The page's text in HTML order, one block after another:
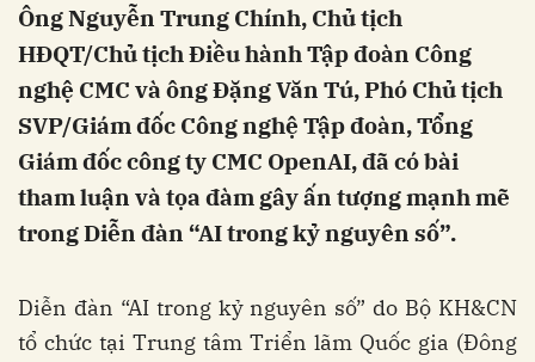
Ông Nguyễn Trung Chính, Chủ tịch
HĐQT/Chủ tịch Điều hành Tập đoàn Công
nghệ CMC và ông Đặng Văn Tú, Phó Chủ tịch
SVP/Giám đốc Công nghệ Tập đoàn, Tổng
Giám đốc công ty CMC OpenAI, đã có bài
tham luận và tọa đàm gây ấn tượng mạnh mẽ
trong Diễn đàn “AI trong kỷ nguyên số”.
Diễn đàn “AI trong kỷ nguyên số” do Bộ KH&CN
tổ chức tại Trung tâm Triển lãm Quốc gia (Đông
Hủy Gửi